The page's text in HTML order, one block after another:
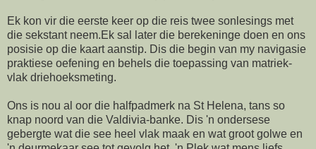
Ek kon vir die eerste keer op die reis twee sonlesings met
die sekstant neem.Ek sal later die berekeninge doen en ons
posisie op die kaart aanstip. Dis die begin van my navigasie
praktiese oefening en behels die toepassing van matriek-
vlak driehoeksmeting.
Ons is nou al oor die halfpadmerk na St Helena, tans so
knap noord van die Valdivia-banke. Dis 'n ondersese
gebergte wat die see heel vlak maak en wat groot golwe en